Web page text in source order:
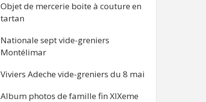
Objet de mercerie boite à couture en
tartan
Nationale sept vide-greniers
Montélimar
Viviers Adeche vide-greniers du 8 mai
Album photos de famille fin XIXeme